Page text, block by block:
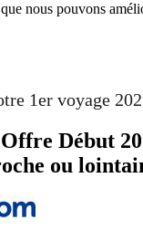
nous pouvons
1er voyage
Début
ou